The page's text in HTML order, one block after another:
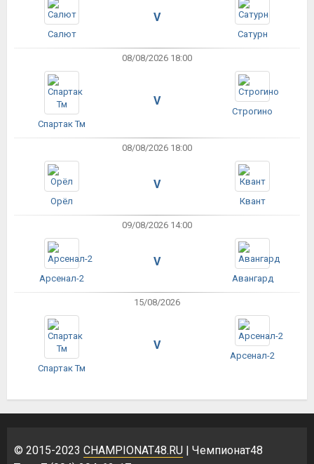
Салют
V
Сатурн
08/08/2026 18:00
Спартак Тм
V
Строгино
08/08/2026 18:00
Орёл
V
Квант
09/08/2026 14:00
Арсенал-2
V
Авангард
15/08/2026
Спартак Тм
V
Арсенал-2
© 2015-2023 CHAMPIONAT48.RU | Чемпионат48